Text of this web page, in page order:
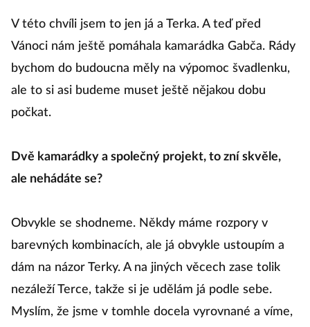
V této chvíli jsem to jen já a Terka. A teď před
Vánoci nám ještě pomáhala kamarádka Gabča. Rády
bychom do budoucna měly na výpomoc švadlenku,
ale to si asi budeme muset ještě nějakou dobu
počkat.
Dvě kamarádky a společný projekt, to zní skvěle,
ale nehádáte se?
Obvykle se shodneme. Někdy máme rozpory v
barevných kombinacích, ale já obvykle ustoupím a
dám na názor Terky. A na jiných věcech zase tolik
nezáleží Terce, takže si je udělám já podle sebe.
Myslím, že jsme v tomhle docela vyrovnané a víme,